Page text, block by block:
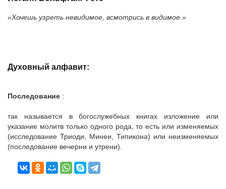
«Хочешь узреть невидимое, всмотрись в видимое.»
Духовный алфавит:
Последование :
так называется в богослужебных книгах изложение или
указание молитв только одного рода, то есть или изменяемых
(исследование Триоди, Минеи, Типикона) или неизменяемых
(последование вечерни и утрени).